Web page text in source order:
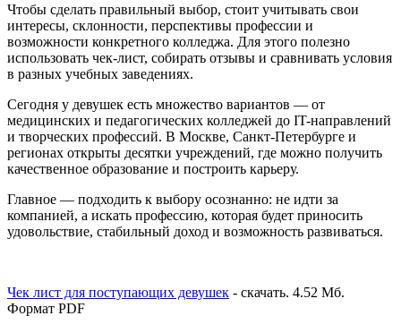
Чтобы сделать правильный выбор, стоит учитывать свои
интересы, склонности, перспективы профессии и
возможности конкретного колледжа. Для этого полезно
использовать чек-лист, собирать отзывы и сравнивать условия
в разных учебных заведениях.
Сегодня у девушек есть множество вариантов — от
медицинских и педагогических колледжей до IT-направлений
и творческих профессий. В Москве, Санкт-Петербурге и
регионах открыты десятки учреждений, где можно получить
качественное образование и построить карьеру.
Главное — подходить к выбору осознанно: не идти за
компанией, а искать профессию, которая будет приносить
удовольствие, стабильный доход и возможность развиваться.
Чек лист для поступающих девушек - скачать. 4.52 Мб.
Формат PDF